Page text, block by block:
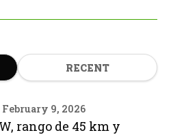
RECENT
February 9, 2026
rango de 45 km y